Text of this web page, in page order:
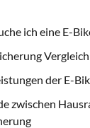
ich eine E-
der E-
zwischen